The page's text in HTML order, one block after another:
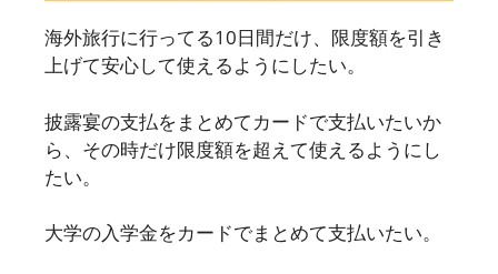
海外旅行に行ってる10日間だけ、限度額を引き
上げて安心して使えるようにしたい。
披露宴の支払をまとめてカードで支払いたいか
ら、その時だけ限度額を超えて使えるようにし
たい。
大学の入学金をカードでまとめて支払いたい。